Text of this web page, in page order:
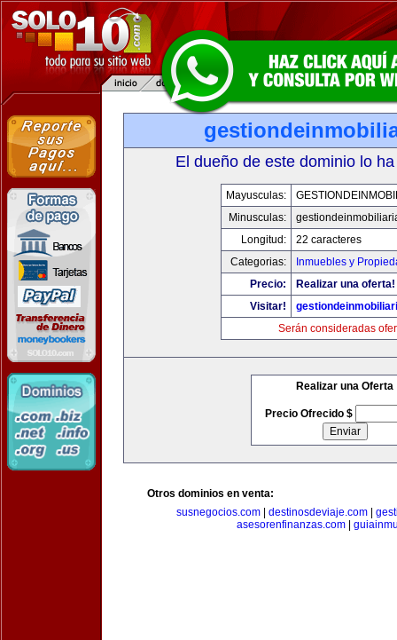
El dueño de este dominio lo
Mayusculas:
Minusculas:
Longitud:
22 caracteres
Categorias:
Inmuebles y
Precio:
Realizar una oferta!
Visitar!
Serán consideradas
Realizar una Oferta
Precio Ofrecido $
Otros dominios en venta:
susnegocios.com| destinosdeviaje.com|
asesorenfinanzas.com|